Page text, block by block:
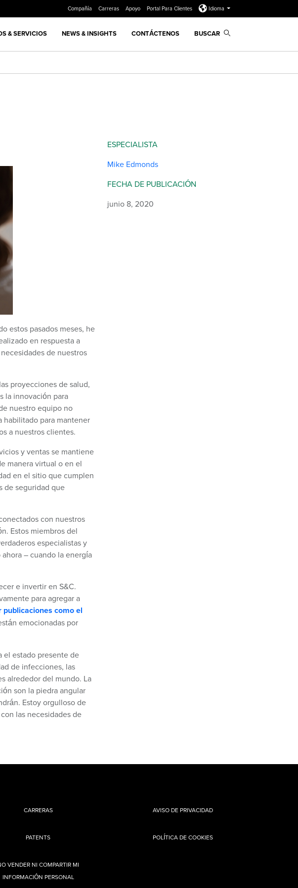
Compañía Carreras Apoyo Portal Para Clientes Idioma
& SERVICIOS NEWS & INSIGHTS CONTÁCTENOS BUSCAR
estos pasados meses, he
en respuesta a
de nuestros
proyecciones de salud,
la innovación para
nuestro equipo no
habilitado para mantener
a nuestros clientes.
y ventas se mantiene
manera virtual o en el
en el sitio que cumplen
de seguridad que
con nuestros
Estos miembros del
especialistas y
– cuando la energía
e invertir en S&C.
para agregar a
como el
emocionadas por
el estado presente de
de infecciones, las
alrededor del mundo. La
son la piedra angular
Estoy orgulloso de
las necesidades de
ESPECIALISTA
Mike Edmonds
FECHA DE PUBLICACIÓN
junio 8, 2020
CARRERAS
PATENTS
AVISO DE PRIVACIDAD
POLÍTICA DE COOKIES
VENDER NI COMPARTIR MI
INFORMACIÓN PERSONAL